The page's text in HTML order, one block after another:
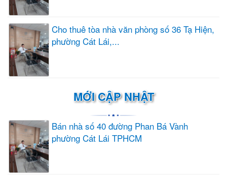
Cho thuê tòa nhà văn phòng số 36 Tạ Hiện,
phường Cát Lái,...
MỚI CẬP NHẬT
Bán nhà số 40 đường Phan Bá Vành
phường Cát Lái TPHCM